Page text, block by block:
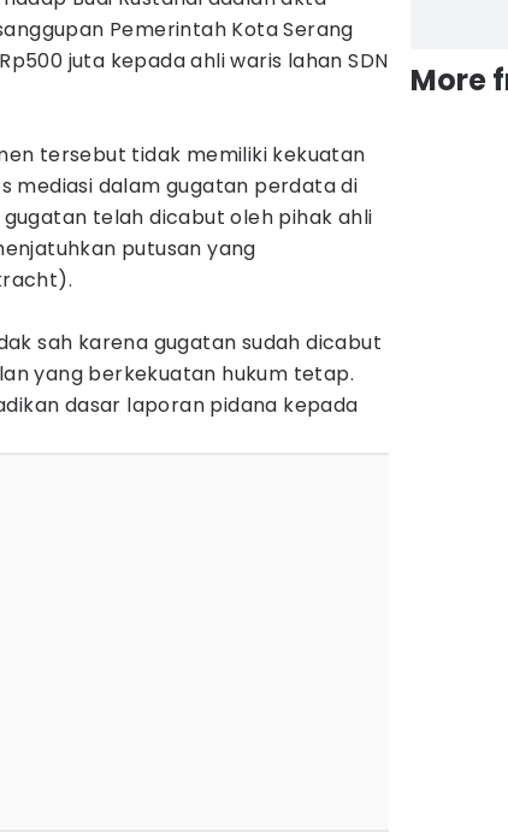
Pemerintah Kota Serang
juta kepada ahli waris lahan SDN
tersebut tidak memiliki kekuatan
mediasi dalam gugatan perdata di
telah dicabut oleh pihak ahli
putusan yang
sah karena gugatan sudah dicabut
yang berkekuatan hukum tetap.
dasar laporan pidana kepada
More